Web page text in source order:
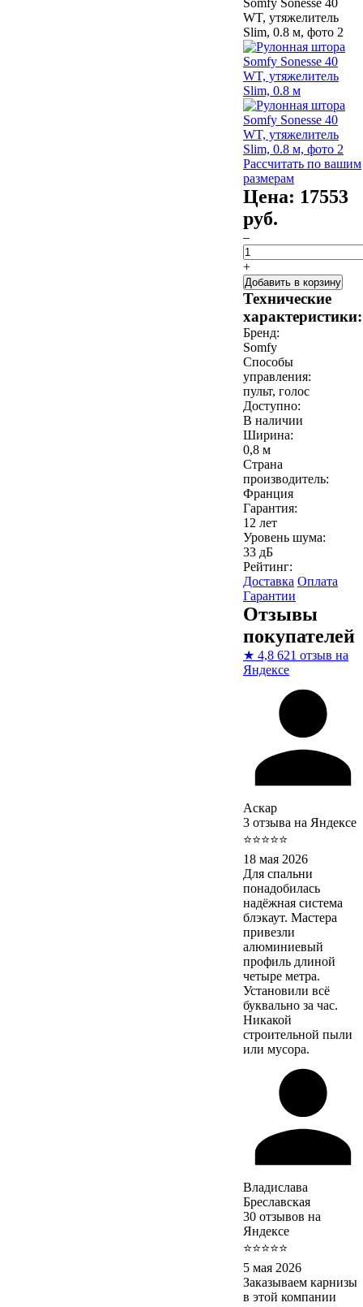
Рассчитать по вашим
размерам
Цена: 17553
руб.
–
+
Добавить в корзину
Технические
характеристики:
Бренд:
Somfy
Способы
управления:
пульт, голос
Доступно:
В наличии
Ширина:
0,8 м
Страна
производитель:
Франция
Гарантия:
12 лет
Уровень шума:
33 дБ
Рейтинг:
Доставка Оплата
Гарантии
Отзывы
покупателей
★ 4,8 621 отзыв на
Яндексе
Аскар
3 отзыва на Яндексе
⭐⭐⭐⭐⭐
18 мая 2026
Для спальни
понадобилась
надёжная система
блэкаут. Мастера
привезли
алюминиевый
профиль длиной
четыре метра.
Установили всё
буквально за час.
Никакой
строительной пыли
или мусора.
Владислава
Бреславская
30 отзывов на
Яндексе
⭐⭐⭐⭐⭐
5 мая 2026
Заказываем карнизы
в этой компании